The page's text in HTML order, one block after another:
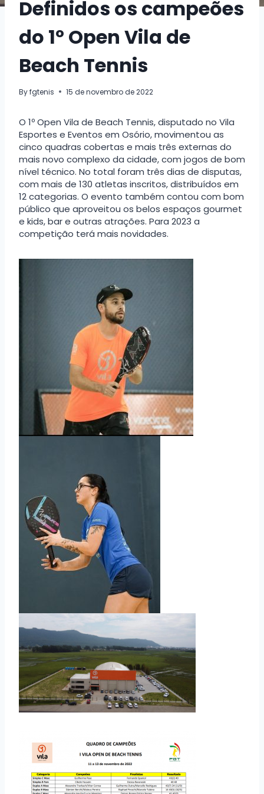
Definidos os campeões
do 1º Open Vila de
Beach Tennis
Byfgtenis 15 de novembro de 2022
O 1º Open Vila de Beach Tennis, disputado no Vila
Esportes e Eventos em Osório, movimentou as
cinco quadras cobertas e mais três externas do
mais novo complexo da cidade, com jogos de bom
nível técnico. No total foram três dias de disputas,
com mais de 130 atletas inscritos, distribuídos em
12 categorias. O evento também contou com bom
público que aproveitou os belos espaços gourmet
e kids, bar e outras atrações. Para 2023 a
competição terá mais novidades.